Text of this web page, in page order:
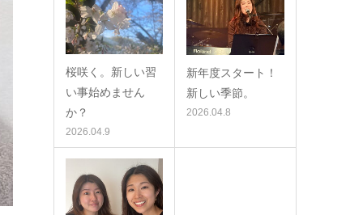
桜咲く。新しい習
い事始めません
か？
2026.04.9
新年度スタート！
新しい季節。
2026.04.8